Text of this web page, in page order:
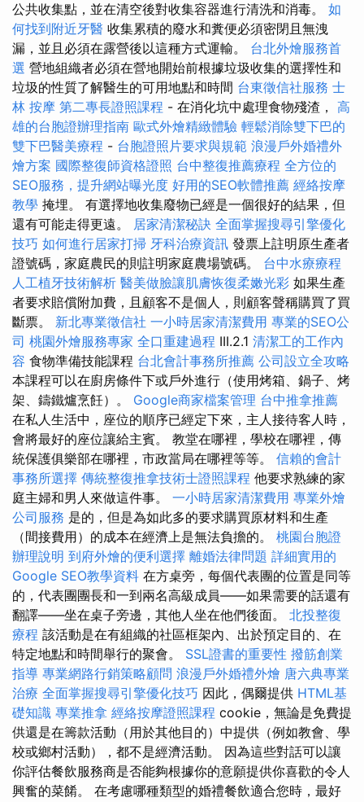
公共收集點，並在清空後對收集容器進行清洗和消毒。 如
何找到附近牙醫 收集累積的廢水和糞便必須密閉且無洩
漏，並且必須在露營後以這種方式運輸。 台北外燴服務首
選 營地組織者必須在營地開始前根據垃圾收集的選擇性和
垃圾的性質了解醫生的可用地點和時間 台東徵信社服務 士
林 按摩 第二專長證照課程 - 在消化坑中處理食物殘渣， 高
雄的台胞證辦理指南 歐式外燴精緻體驗 輕鬆消除雙下巴的
雙下巴醫美療程 - 台胞證照片要求與規範 浪漫戶外婚禮外
燴方案 國際整復師資格證照 台中整復推薦療程 全方位的
SEO服務，提升網站曝光度 好用的SEO軟體推薦 經絡按摩
教學 掩埋。 有選擇地收集廢物已經是一個很好的結果，但
還有可能走得更遠。 居家清潔秘訣 全面掌握搜尋引擎優化
技巧 如何進行居家打掃 牙科治療資訊 發票上註明原生產者
證號碼，家庭農民的則註明家庭農場號碼。 台中水療療程
人工植牙技術解析 醫美做臉讓肌膚恢復柔嫩光彩 如果生產
者要求賠償附加費，且顧客不是個人，則顧客聲稱購買了買
斷票。 新北專業徵信社 一小時居家清潔費用 專業的SEO公
司 桃園外燴服務專家 全口重建過程 III.2.1 清潔工的工作內
容 食物準備技能課程 台北會計事務所推薦 公司設立全攻略
本課程可以在廚房條件下或戶外進行（使用烤箱、鍋子、烤
架、鑄鐵爐烹飪）。 Google商家檔案管理 台中推拿推薦
在私人生活中，座位的順序已經定下來，主人接待客人時，
會將最好的座位讓給主賓。 教堂在哪裡，學校在哪裡，傳
統保護俱樂部在哪裡，市政當局在哪裡等等。 信賴的會計
事務所選擇 傳統整復推拿技術士證照課程 他要求熟練的家
庭主婦和男人來做這件事。 一小時居家清潔費用 專業外燴
公司服務 是的，但是為如此多的要求購買原材料和生產
（間接費用）的成本在經濟上是無法負擔的。 桃園台胞證
辦理說明 到府外燴的便利選擇 離婚法律問題 詳細實用的
Google SEO教學資料 在方桌旁，每個代表團的位置是同等
的，代表團團長和一到兩名高級成員——如果需要的話還有
翻譯——坐在桌子旁邊，其他人坐在他們後面。 北投整復
療程 該活動是在有組織的社區框架內、出於預定目的、在
特定地點和時間舉行的聚會。 SSL證書的重要性 撥筋創業
指導 專業網路行銷策略顧問 浪漫戶外婚禮外燴 唐六典專業
治療 全面掌握搜尋引擎優化技巧 因此，偶爾提供 HTML基
礎知識 專業推拿 經絡按摩證照課程 cookie，無論是免費提
供還是在籌款活動（用於其他目的）中提供（例如教會、學
校或鄉村活動），都不是經濟活動。 因為這些對話可以讓
你評估餐飲服務商是否能夠根據你的意願提供你喜歡的令人
興奮的菜餚。 在考慮哪種類型的婚禮餐飲適合您時，最好